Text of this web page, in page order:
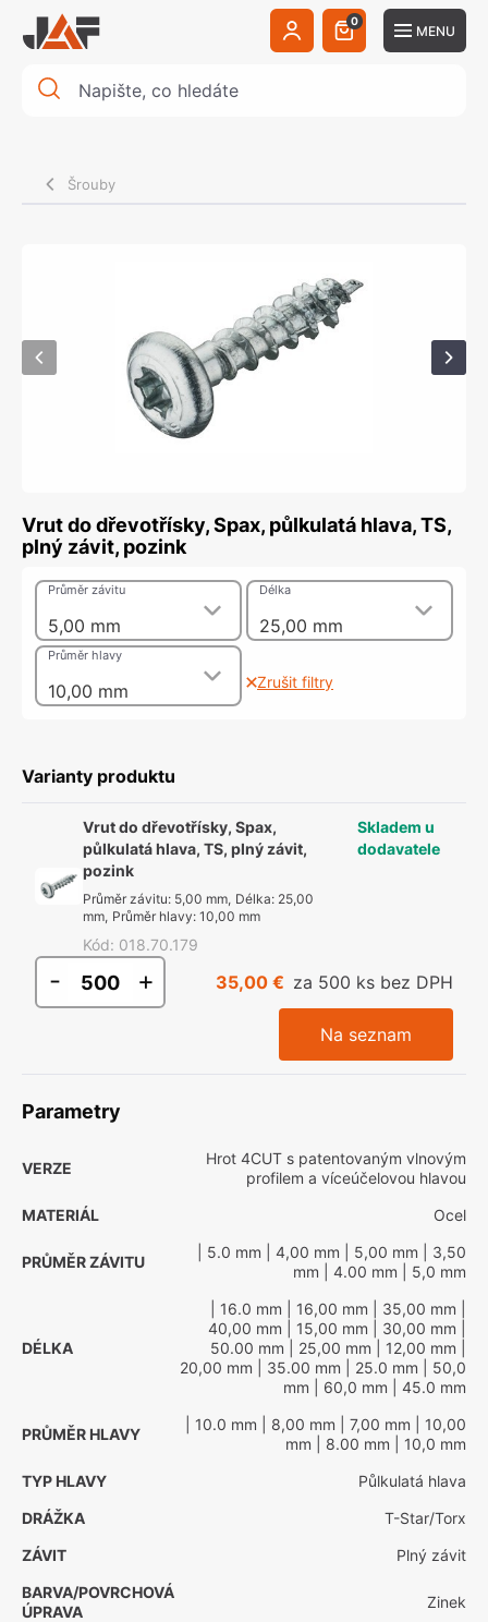
0
MENU
Šrouby
Vrut do dřevotřísky, Spax, půlkulatá hlava, TS,
plný závit, pozink
5,00 mm
Průměr závitu
25,00 mm
Délka
10,00 mm
Průměr hlavy
Zrušit filtry
Varianty produktu
Vrut do dřevotřísky, Spax,
půlkulatá hlava, TS, plný závit,
pozink
Průměr závitu: 5,00 mm, Délka: 25,00
mm, Průměr hlavy: 10,00 mm
Kód: 018.70.179
Skladem u
dodavatele
- + 35,00 € za 500 ks bez DPH
Na seznam
Parametry
VERZE
Hrot 4CUT s patentovaným vlnovým
profilem a víceúčelovou hlavou
MATERIÁL
Ocel
PRŮMĚR ZÁVITU
| 5.0 mm | 4,00 mm | 5,00 mm | 3,50
mm | 4.00 mm | 5,0 mm
DÉLKA
| 16.0 mm | 16,00 mm | 35,00 mm
40,00 mm | 15,00 mm | 30,00 mm
50.00 mm | 25,00 mm | 12,00 mm
20,00 mm | 35.00 mm | 25.0 mm | 50,0
mm | 60,0 mm | 45.0 mm
PRŮMĚR HLAVY
| 10.0 mm | 8,00 mm | 7,00 mm | 10,00
mm | 8.00 mm | 10,0 mm
TYP HLAVY
Půlkulatá hlava
DRÁŽKA
T-Star/Torx
ZÁVIT
Plný závit
BARVA/POVRCHOVÁ
ÚPRAVA
Zinek